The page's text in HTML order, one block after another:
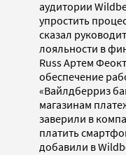
аудитории
упростить
сказал
лояльности в
Russ Артем
обеспечение
«Вайлдберриз
магазинам
заверили в
платить
добавили в